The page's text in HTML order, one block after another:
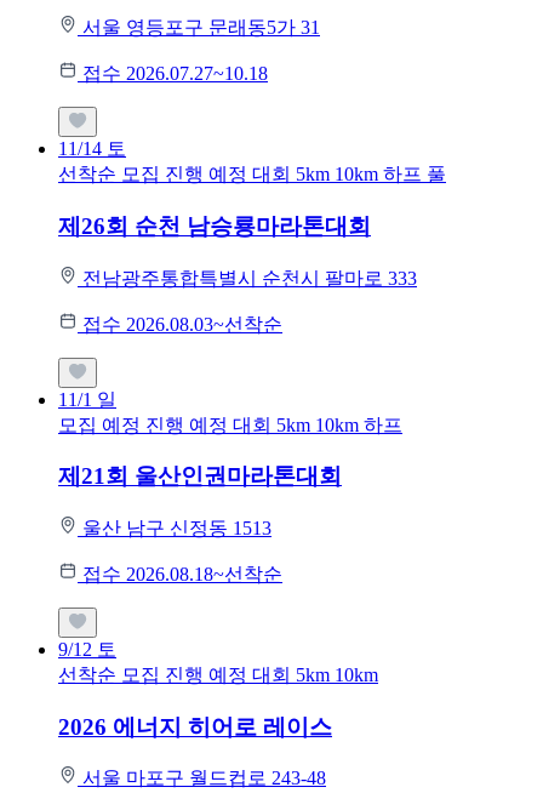
서울 영등포구 문래동5가 31
접수 2026.07.27~10.18
11/14 토
선착순 모집 진행 예정 대회 5km 10km 하프 풀
제26회 순천 남승룡마라톤대회
전남광주통합특별시 순천시 팔마로 333
접수 2026.08.03~선착순
11/1 일
모집 예정 진행 예정 대회 5km 10km 하프
제21회 울산인권마라톤대회
울산 남구 신정동 1513
접수 2026.08.18~선착순
9/12 토
선착순 모집 진행 예정 대회 5km 10km
2026 에너지 히어로 레이스
서울 마포구 월드컵로 243-48